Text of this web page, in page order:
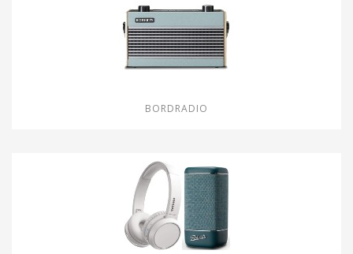
BORDRADIO